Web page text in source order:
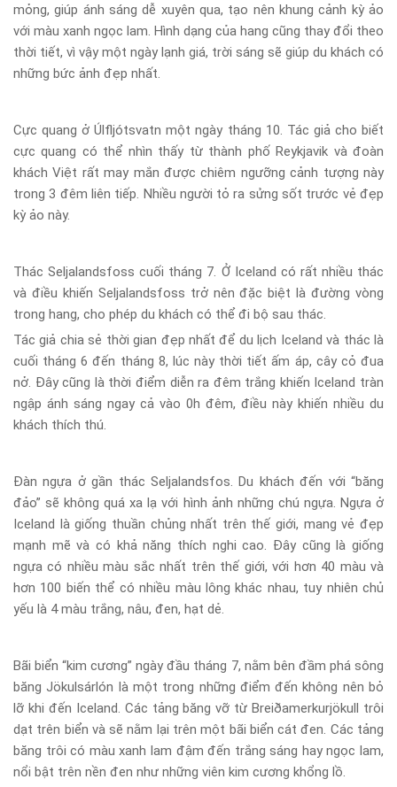
mỏng, giúp ánh sáng dễ xuyên qua, tạo nên khung cảnh kỳ ảo
với màu xanh ngọc lam. Hình dạng của hang cũng thay đổi theo
thời tiết, vì vậy một ngày lạnh giá, trời sáng sẽ giúp du khách có
những bức ảnh đẹp nhất.
Cực quang ở Úlfljótsvatn một ngày tháng 10. Tác giả cho biết
cực quang có thể nhìn thấy từ thành phố Reykjavik và đoàn
khách Việt rất may mắn được chiêm ngưỡng cảnh tượng này
trong 3 đêm liên tiếp. Nhiều người tỏ ra sửng sốt trước vẻ đẹp
kỳ ảo này.
Thác Seljalandsfoss cuối tháng 7. Ở Iceland có rất nhiều thác
và điều khiến Seljalandsfoss trở nên đặc biệt là đường vòng
trong hang, cho phép du khách có thể đi bộ sau thác.
Tác giả chia sẻ thời gian đẹp nhất để du lịch Iceland và thác là
cuối tháng 6 đến tháng 8, lúc này thời tiết ấm áp, cây cỏ đua
nở. Đây cũng là thời điểm diễn ra đêm trắng khiến Iceland tràn
ngập ánh sáng ngay cả vào 0h đêm, điều này khiến nhiều du
khách thích thú.
Đàn ngựa ở gần thác Seljalandsfos. Du khách đến với “băng
đảo” sẽ không quá xa lạ với hình ảnh những chú ngựa. Ngựa ở
Iceland là giống thuần chủng nhất trên thế giới, mang vẻ đẹp
mạnh mẽ và có khả năng thích nghi cao. Đây cũng là giống
ngựa có nhiều màu sắc nhất trên thế giới, với hơn 40 màu và
hơn 100 biến thể có nhiều màu lông khác nhau, tuy nhiên chủ
yếu là 4 màu trắng, nâu, đen, hạt dẻ.
Bãi biển “kim cương” ngày đầu tháng 7, nằm bên đầm phá sông
băng Jökulsárlón là một trong những điểm đến không nên bỏ
lỡ khi đến Iceland. Các tảng băng vỡ từ Breiðamerkurjökull trôi
dạt trên biển và sẽ nằm lại trên một bãi biển cát đen. Các tảng
băng trôi có màu xanh lam đậm đến trắng sáng hay ngọc lam,
nổi bật trên nền đen như những viên kim cương khổng lồ.